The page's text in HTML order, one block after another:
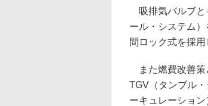
吸排気バルブと
ール・システム
間ロック式を採用
また燃費改善策
TGV（タンブル
ーキュレーショ